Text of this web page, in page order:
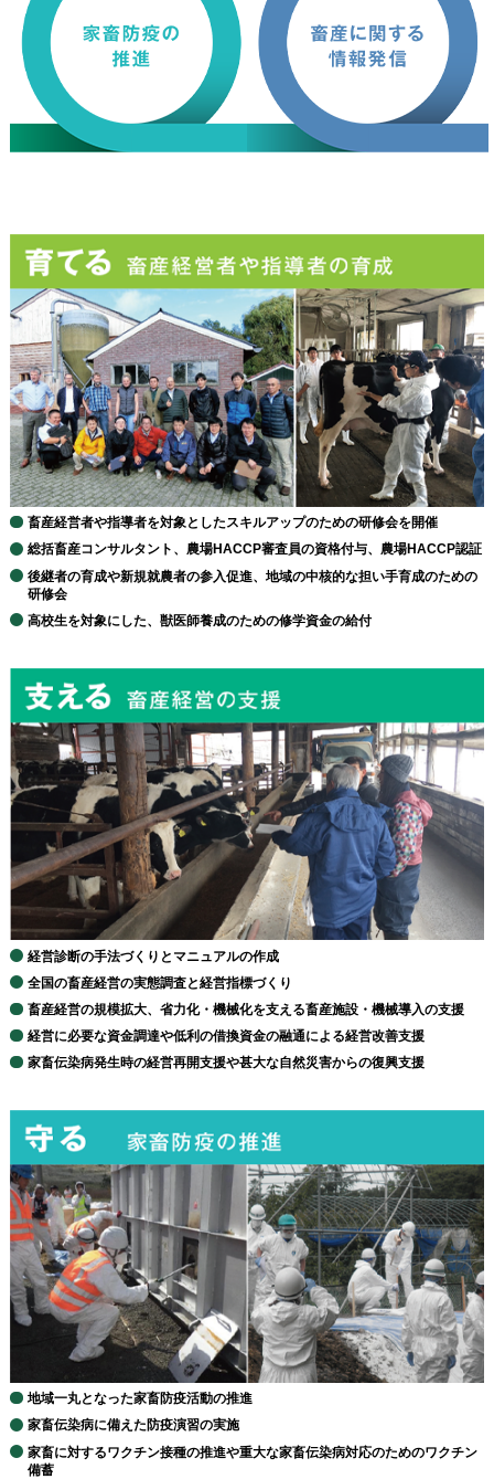
畜産経営者や指導者を対象としたスキルアップのための研修会を開催
総括畜産コンサルタント、農場HACCP審査員の資格付与、農場HACCP認証
後継者の育成や新規就農者の参入促進、地域の中核的な担い手育成のための
研修会
高校生を対象にした、獣医師養成のための修学資金の給付
経営診断の手法づくりとマニュアルの作成
全国の畜産経営の実態調査と経営指標づくり
畜産経営の規模拡大、省力化・機械化を支える畜産施設・機械導入の支援
経営に必要な資金調達や低利の借換資金の融通による経営改善支援
家畜伝染病発生時の経営再開支援や甚大な自然災害からの復興支援
地域一丸となった家畜防疫活動の推進
家畜伝染病に備えた防疫演習の実施
家畜に対するワクチン接種の推進や重大な家畜伝染病対応のためのワクチン
備蓄